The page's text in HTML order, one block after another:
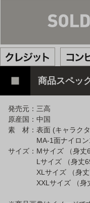
商品スペッ
発売元：三高
原産国：中国
素 材：表面 (キャラク
MA-1面ナイロン
サイズ：Mサイズ （身丈
Lサイズ （身丈69/
XLサイズ （身丈72/
XXLサイズ （身丈